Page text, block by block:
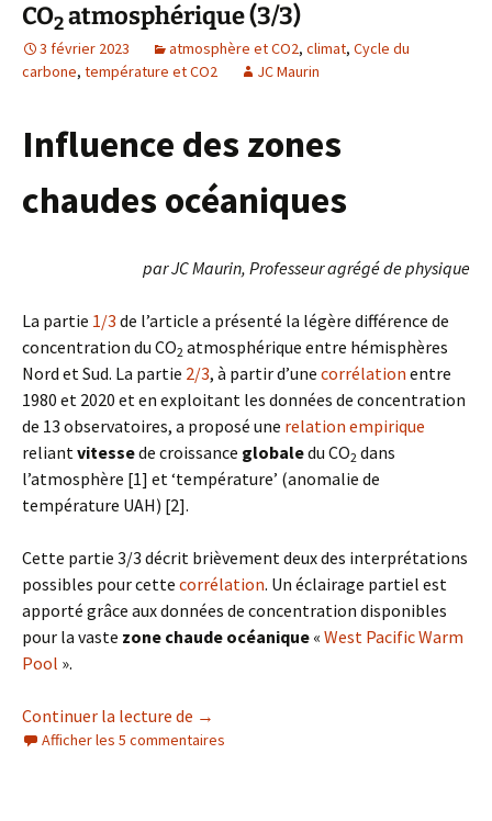
CO2 atmosphérique (3/3)
3 février 2023 atmosphère et CO2, climat, Cycle du
carbone, température et CO2 JC Maurin
Influence des zones
chaudes océaniques
par JC Maurin, Professeur agrégé de physique
La partie 1/3 de l’article a présenté la légère différence de
concentration du CO2 atmosphérique entre hémisphères
Nord et Sud. La partie 2/3, à partir d’une corrélation entre
1980 et 2020 et en exploitant les données de concentration
de 13 observatoires, a proposé une relation empirique
reliantvitessede croissance globaledu CO2 dans
l’atmosphère [1] et ‘température’ (anomalie de
température UAH) [2].
Cette partie 3/3 décrit brièvement deux des interprétations
possibles pour cette corrélation. Un éclairage partiel est
apporté grâce aux données de concentration disponibles
pour la vaste zone chaude océanique « West Pacific Warm
Pool ».
Continuer la lecture de CO
→
Afficher les 5 commentaires